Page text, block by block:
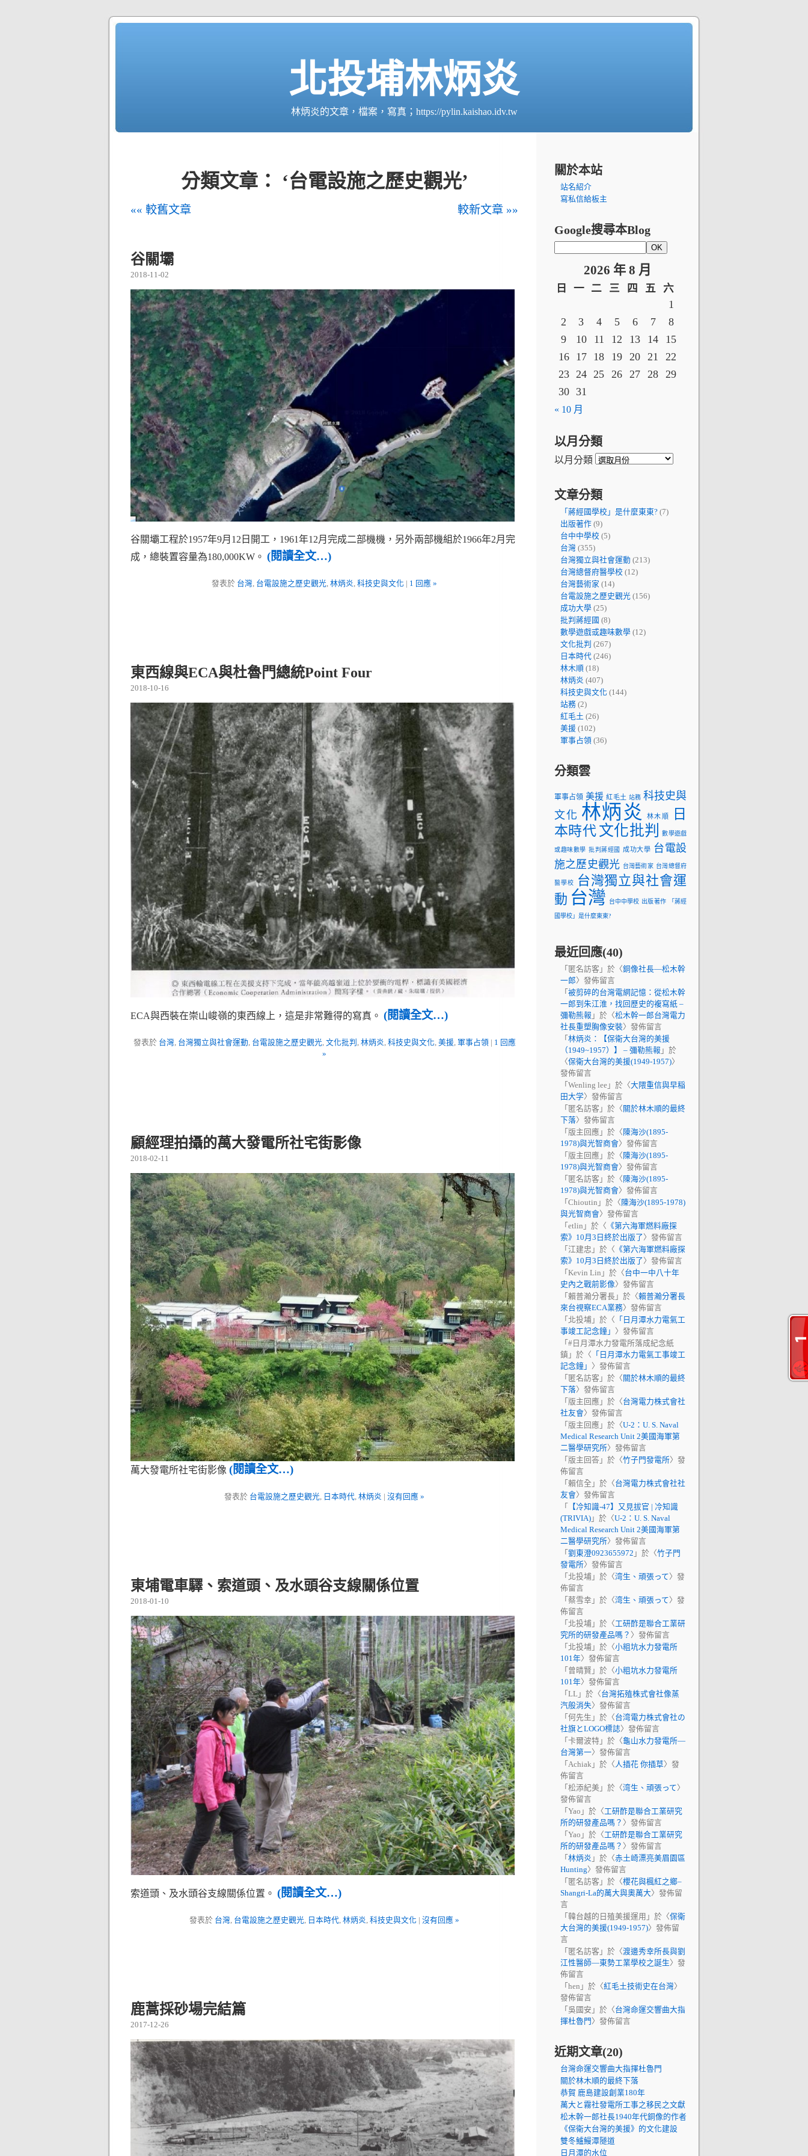
北投埔林炳炎
林炳炎的文章，檔案，寫真；https://pylin.kaishao.idv.tw
分類文章： ‘台電設施之歷史觀光’
«« 較舊文章 較新文章 »»
谷關壩
2018-11-02
谷關壩工程於1957年9月12日開工，1961年12月完成二部機機，另外兩部機組於1966年2月完
成，總裝置容量為180,000KW。 (閱讀全文…)
發表於 台灣 台電設施之歷史觀光 林炳炎 科技史與文化 | 1 回應 »
東西線與ECA與杜魯門總統Point Four
2018-10-16
ECA與西裝在崇山峻嶺的東西線上，這是非常難得的寫真。 (閱讀全文…)
發表於 台灣, 台灣獨立與社會運動, 台電設施之歷史觀光, 文化批判 , 林炳炎, 科技史與文化, 美援, 軍事占領
1 回應
»
顧經理拍攝的萬大發電所社宅街影像
2018-02-11
萬大發電所社宅街影像 (閱讀全文…)
發表於 台電設施之歷史觀光, 日本時代, 林炳炎 沒有回應 »
東埔電車驛、索道頭、及水頭谷支線關係位置
2018-01-10
索道頭、及水頭谷支線關係位置。 (閱讀全文…)
發表於 台灣 台電設施之歷史觀光 日本時代 林炳炎 科技史與文化 | 沒有回應 »
鹿蒿採砂場完結篇
2017-12-26
關於本站
站名紹介
寫私信給板主
Google搜尋本Blog
2026 年 8 月
日 一 二 三 四 五
六
1
2
3 4 5 6 7
8
9
10 11 12 13 14
15
16
17 18 19 20 21
22
23 24 25 26 27 28 29
30 31
« 10 月
以月分類
以月分類
文章分類
「蔣經國學校」是什麼東東? (7)
出版著作 (9)
台中中學校 (5)
台灣 (355)
台灣獨立與社會運動 (213)
台灣總督府醫學校 (12)
台灣藝術家 (14)
台電設施之歷史觀光 (156)
成功大學 (25)
批判蔣經國 (8)
數學遊戲或趣味數學 (12)
文化批判 (267)
日本時代 (246)
林木順 (18)
林炳炎 (407)
科技史與文化 (144)
站務 (2)
紅毛土 (26)
美援 (102)
軍事占領 (36)
分類雲
軍事占領 美援 紅毛土 站務 科技史與
文化 林炳炎 林木順
日
本時代 文化批判 數學遊戲
或趣味數學 批判蔣經國 成功大學 台電設
施之歷史觀光 台灣藝術家 台灣總督府
醫學校
台灣獨立與社會運
動 台灣 台中中學校 出版著作 「蔣經
國學校」是什麼東東?
最近回應(40)
「 匿名訪客 」於〈銅像社長—松木幹
一郎〉發佈留言
「 被剪碎的台灣電網記憶：從松木幹
一郎到朱江淮，找回歷史的複寫紙 –
彌勒熊報 」於〈松木幹一郎台灣電力
社長重塑胸像安裝〉發佈留言
「 林炳炎：【保衛大台灣的美援
（1949~1957）】 – 彌勒熊報 」於
〈保衛大台灣的美援(1949-1957)〉
發佈留言
「 Wenling lee 」於〈大隈重信與早稲
田大学〉發佈留言
「 匿名訪客 」於〈 關於林木順的最終
下落〉發佈留言
「 版主回應 」於〈 陳海沙(1895-
1978)與光智商會〉發佈留言
「 版主回應 」於〈 陳海沙(1895-
1978)與光智商會〉發佈留言
「 匿名訪客 」於〈 陳海沙(1895-
1978)與光智商會〉發佈留言
「 Chioutin 」於〈 陳海沙(1895-1978)
與光智商會〉發佈留言
「 etlin 」於〈 《第六海軍燃料廠探
索》10月3日終於出版了 〉發佈留言
「 江建忠 」於〈 《第六海軍燃料廠探
索》10月3日終於出版了 〉發佈留言
「 Kevin Lin 」於〈台中一中八十年
史內之戰前影像〉發佈留言
「 賴普瀚分署長 」於〈賴普瀚分署長
來台視察ECA業務〉發佈留言
「 北投埔 」於〈 「日月潭水力電氣工
事竣工記念鐘」 〉發佈留言
「 #日月潭水力發電所落成紀念紙
鎮 」於〈 「日月潭水力電氣工事竣工
記念鐘」 〉發佈留言
「 匿名訪客 」於〈 關於林木順的最終
下落〉發佈留言
「 版主回應 」於〈台灣電力株式會社
社友會〉發佈留言
「 版主回應 」於〈U-2：U. S. Naval
Medical Research Unit 2美國海軍第
二醫學研究所〉發佈留言
「 版主回答 」於〈竹子門發電所〉發
佈留言
「 賴信全 」於〈台灣電力株式會社社
友會〉發佈留言
「
【冷知識-47】又見拔官 | 冷知識
(TRIVIA) 」於〈U-2：U. S. Naval
Medical Research Unit 2美國海軍第
二醫學研究所〉發佈留言
「 劉東澄0923655972 」於〈竹子門
發電所〉發佈留言
「 北投埔 」於〈湾生、頑張って〉發
佈留言
「 蔡雪幸 」於〈湾生、頑張って〉發
佈留言
「 北投埔 」於〈工研酢是聯合工業研
究所的研發產品嗎？ 〉發佈留言
「 北投埔 」於〈小粗坑水力發電所
101年〉發佈留言
「 曾晴賢 」於〈小粗坑水力發電所
101年〉發佈留言
「 LL 」於〈台灣拓殖株式會社像蒸
汽般消失〉發佈留言
「 何先生 」於〈台湾電力株式會社の
社旗とLOGO標誌〉發佈留言
「 卡爾波特 」於〈龜山水力發電所—
台灣第一〉發佈留言
「 Achiak 」於〈人插花 你插草〉發
佈留言
「 松添紀美 」於〈湾生、頑張って〉
發佈留言
「 Yao 」於〈工研酢是聯合工業研究
所的研發產品嗎？ 〉發佈留言
「 Yao 」於〈工研酢是聯合工業研究
所的研發產品嗎？ 〉發佈留言
「 林炳炎 」於〈赤土崎漂亮美眉園區
Hunting〉發佈留言
「 匿名訪客 」於〈櫻花與楓紅之鄉–
Shangri-La的萬大與奧萬大〉發佈留
言
「 韓台越的日殖美援運用 」於〈保衛
大台灣的美援(1949-1957)〉發佈留
言
「 匿名訪客 」於〈渡邊秀幸所長與劉
江性醫師—東勢工業學校之誕生〉發
佈留言
「 hen 」於〈紅毛土技術史在台灣〉
發佈留言
「 吳國安 」於〈台灣命運交響曲大指
揮杜魯門 〉發佈留言
近期文章(20)
台灣命運交響曲大指揮杜魯門
關於林木順的最終下落
恭賀 鹿島建設創業180年
萬大と霧社發電所工事之移民之文獻
松木幹一郎社長1940年代銅像的作者
《保衛大台灣的美援》的文化建設
雙冬鱸鰻潭隧道
日月潭的水位